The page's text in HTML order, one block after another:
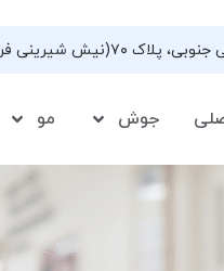
نیشکر)، واحد ۳۳ ، طبقه ۵
جوش مو